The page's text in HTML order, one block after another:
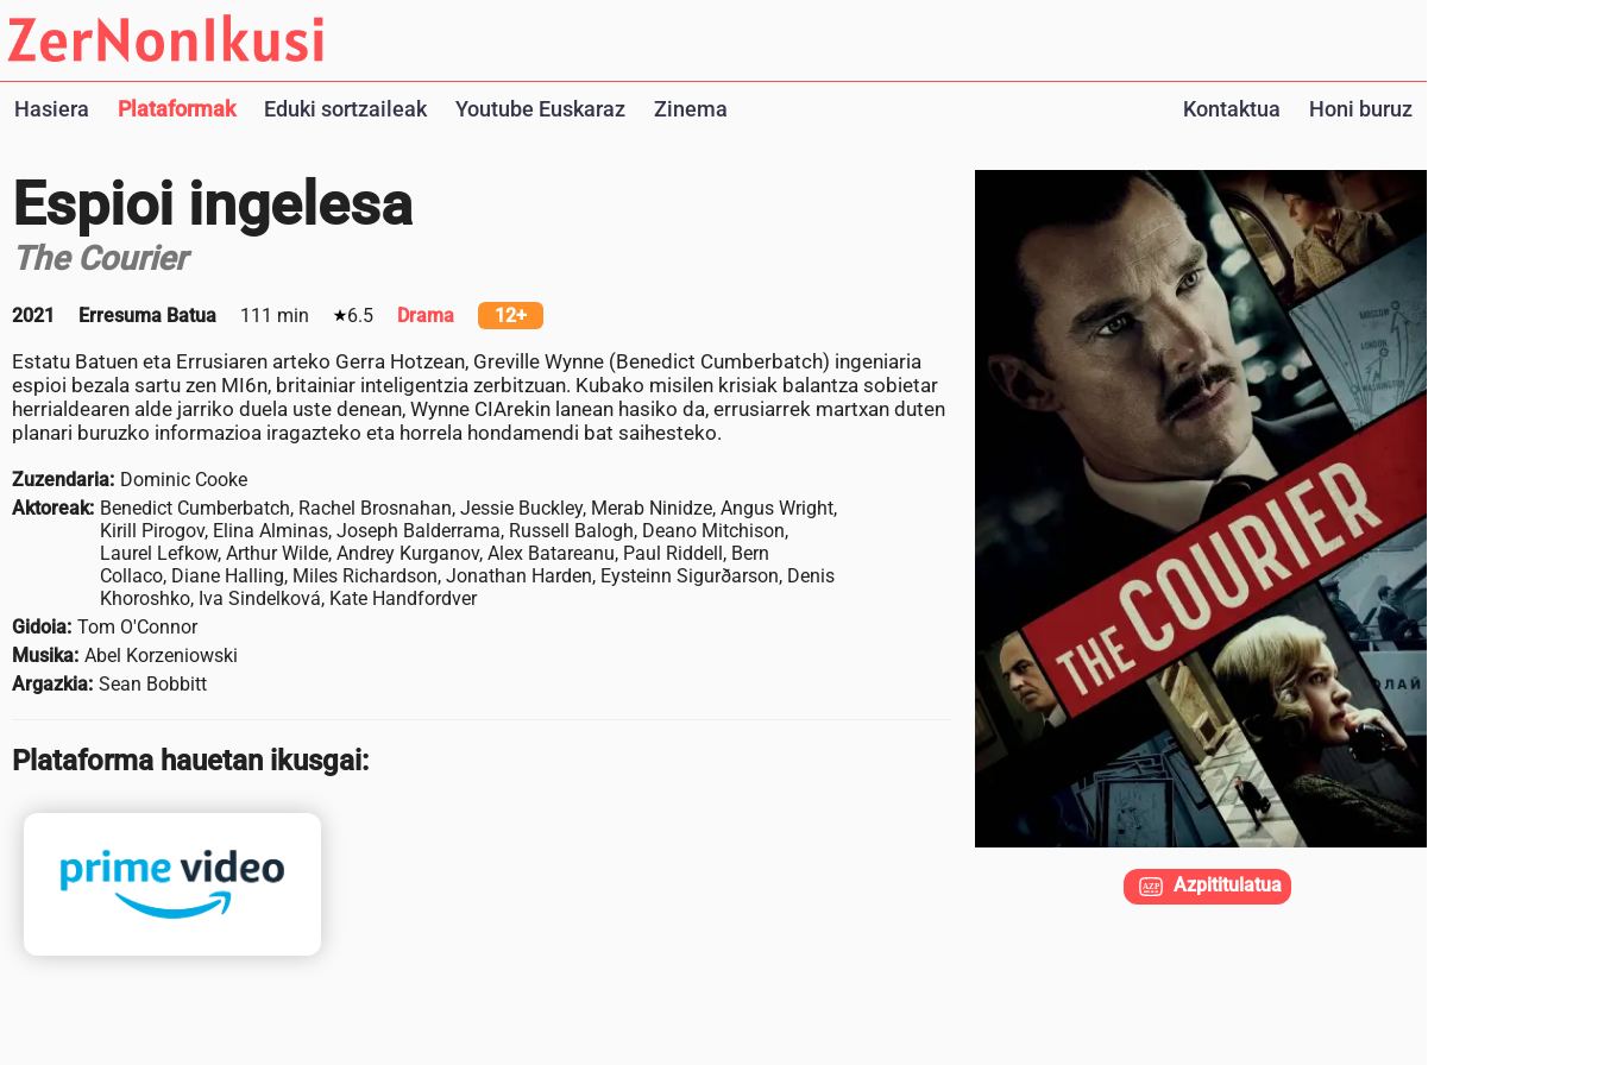
Hasiera Plataformak Eduki sortzaileak Youtube Euskaraz Zinema Kontaktua Honi buruz
Espioi ingelesa
The Courier
2021 Erresuma Batua 111 min 6.5 Drama 12+
Estatu Batuen eta Errusiaren arteko Gerra Hotzean, Greville Wynne (Benedict Cumberbatch) ingeniaria
espioi bezala sartu zen MI6n, britainiar inteligentzia zerbitzuan. Kubako misilen krisiak balantza sobietar
herrialdearen alde jarriko duela uste denean, Wynne CIArekin lanean hasiko da, errusiarrek martxan duten
planari buruzko informazioa iragazteko eta horrela hondamendi bat saihesteko.
Zuzendaria: Dominic Cooke
Aktoreak: Benedict Cumberbatch, Rachel Brosnahan, Jessie Buckley, Merab Ninidze, Angus Wright,
Kirill Pirogov, Elina Alminas, Joseph Balderrama, Russell Balogh, Deano Mitchison,
Laurel Lefkow, Arthur Wilde, Andrey Kurganov, Alex Batareanu, Paul Riddell, Bern
Collaco, Diane Halling, Miles Richardson, Jonathan Harden, Eysteinn Sigurðarson, Denis
Khoroshko, Iva Sindelková, Kate Handfordver
Gidoia: Tom O'Connor
Musika: Abel Korzeniowski
Argazkia: Sean Bobbitt
Plataforma hauetan ikusgai:
Azpititulatua